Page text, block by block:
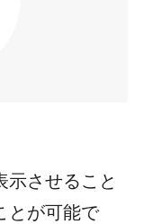
示させること
とが可能で